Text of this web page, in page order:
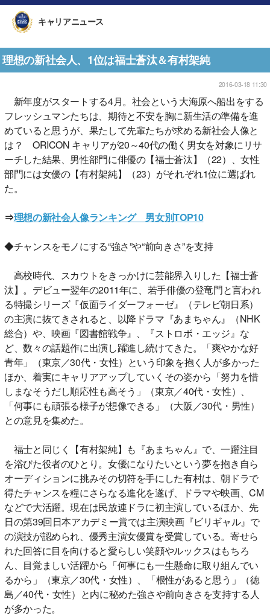
キャリアニュース
理想の新社会人、1位は福士蒼汰＆有村架純
2016-03-18 11:30
新年度がスタートする4月。社会という大海原へ船出をする
フレッシュマンたちは、期待と不安を胸に新生活の準備を進
めていると思うが、果たして先輩たちが求める新社会人像と
は？ ORICON キャリアが20～40代の働く男女を対象にリサ
ーチした結果、男性部門に俳優の【福士蒼汰】（22）、女性
部門には女優の【有村架純】（23）がそれぞれ1位に選ばれ
た。
⇒理想の新社会人像ランキング 男女別TOP10
◆チャンスをモノにする“強さ”や“前向きさ”を支持
高校時代、スカウトをきっかけに芸能界入りした【福士蒼
汰】。デビュー翌年の2011年に、若手俳優の登竜門と言われ
る特撮シリーズ『仮面ライダーフォーゼ』（テレビ朝日系）
の主演に抜てきされると、以降ドラマ『あまちゃん』（NHK
総合）や、映画『図書館戦争』、『ストロボ・エッジ』な
ど、数々の話題作に出演し躍進し続けてきた。「爽やかな好
青年」（東京／30代・女性）という印象を抱く人が多かった
ほか、着実にキャリアアップしていくその姿から「努力を惜
しまなそうだし順応性も高そう」（東京／40代・女性）、
「何事にも頑張る様子が想像できる」（大阪／30代・男性）
との意見を集めた。
福士と同じく【有村架純】も『あまちゃん』で、一躍注目
を浴びた役者のひとり。女優になりたいという夢を抱き自ら
オーディションに挑みその切符を手にした有村は、朝ドラで
得たチャンスを糧にさらなる進化を遂げ、ドラマや映画、CM
などで大活躍。現在は民放連ドラに初主演しているほか、先
日の第39回日本アカデミー賞では主演映画『ビリギャル』で
の演技が認められ、優秀主演女優賞を受賞している。寄せら
れた回答に目を向けると愛らしい笑顔やルックスはもちろ
ん、目覚ましい活躍から「何事にも一生懸命に取り組んでい
るから」（東京／30代・女性）、「根性があると思う」（徳
島／40代・女性）と内に秘めた強さや前向きさを支持する人
が多かった。